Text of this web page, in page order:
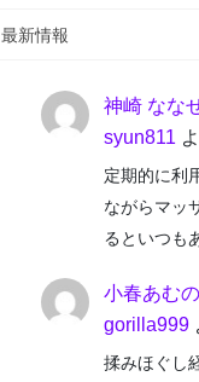
最新情報
神崎 なな
syun811
定期的に利
ながらマッ
るといつも
小春あむ
gorilla999
揉みほぐし